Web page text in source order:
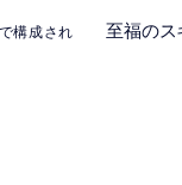
構成され
至福のス